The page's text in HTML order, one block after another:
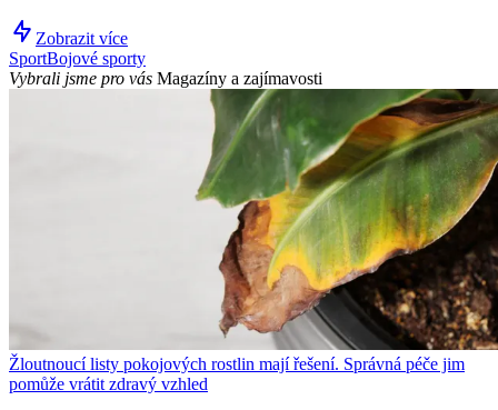
Zobrazit více
SportBojové sporty
Vybrali jsme pro vás Magazíny a zajímavosti
Žloutnoucí listy pokojových rostlin mají řešení. Správná péče jim
pomůže vrátit zdravý vzhled